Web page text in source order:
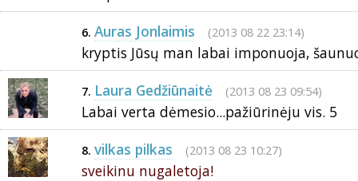
6. Auras Jonlaimis (2013 08 22 23:14)
kryptis Jūsų man labai imponuoja,
7. Laura Gedžiūnaitė (2013 08 23 09:54)
Labai verta dėmesio...pažiūrinėju vis. 5
8. vilkas pilkas (2013 08 23 10:27)
sveikinu nugaletoja!